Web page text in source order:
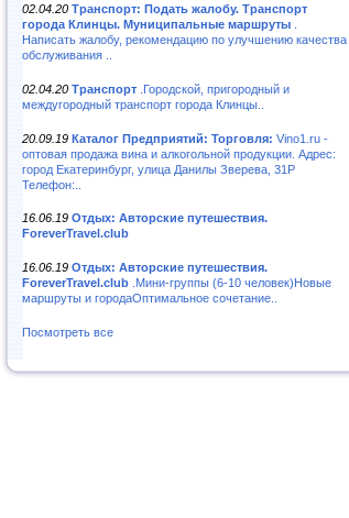
02.04.20 Транспорт: Подать жалобу. Транспорт
города Клинцы. Муниципальные маршруты
Написать жалобу, рекомендацию по улучшению качества
обслуживания ..
02.04.20 Транспорт .Городской, пригородный и
междугородный транспорт города Клинцы..
20.09.19 Каталог Предприятий: Торговля: Vino1.ru -
оптовая продажа вина и алкогольной продукции. Адрес:
город Екатеринбург, улица Данилы Зверева, 31Р
Телефон:..
16.06.19 Отдых: Авторские путешествия.
ForeverTravel.club
16.06.19 Отдых: Авторские путешествия.
ForeverTravel.club .Мини-группы (6-10 человек)Новые
маршруты и городаОптимальное сочетание..
Посмотреть все